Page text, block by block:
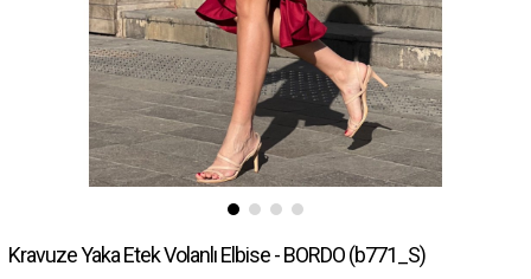
Kravuze Yaka Etek Volanlı Elbise - BORDO(b771_S)